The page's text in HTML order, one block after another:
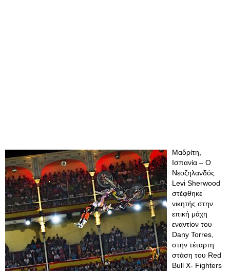
Μαδρίτη,
Ισπανία – Ο
Νεοζηλανδός
Levi Sherwood
στέφθηκε
νικητής στην
επική μάχη
εναντίον του
Dany Torres,
στην τέταρτη
στάση του Red
Bull X- Fighters